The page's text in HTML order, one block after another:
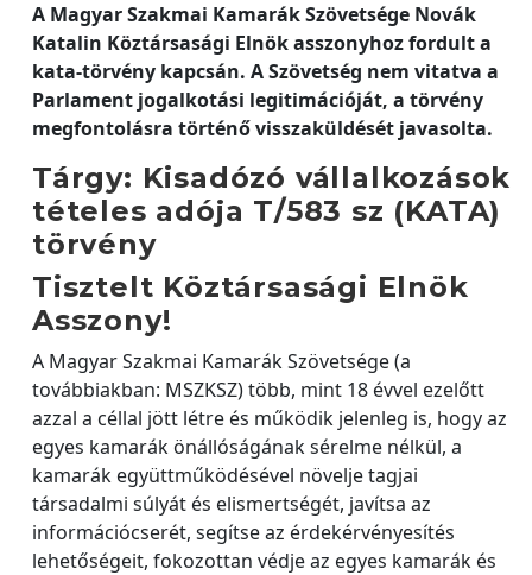
A Magyar Szakmai Kamarák Szövetsége Novák
Katalin Köztársasági Elnök asszonyhoz fordult a
kata-törvény kapcsán. A Szövetség nem vitatva a
Parlament jogalkotási legitimációját, a törvény
megfontolásra történő visszaküldését javasolta.
Tárgy: Kisadózó vállalkozások
tételes adója T/583 sz (KATA)
törvény
Tisztelt Köztársasági Elnök
Asszony!
A Magyar Szakmai Kamarák Szövetsége (a
továbbiakban: MSZKSZ) több, mint 18 évvel ezelőtt
azzal a céllal jött létre és működik jelenleg is, hogy az
egyes kamarák önállóságának sérelme nélkül, a
kamarák együttműködésével növelje tagjai
társadalmi súlyát és elismertségét, javítsa az
információcserét, segítse az érdekérvényesítés
lehetőségeit, fokozottan védje az egyes kamarák és